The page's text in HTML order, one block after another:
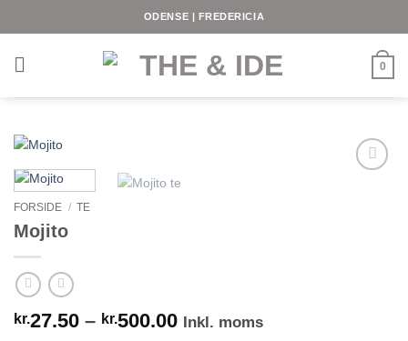
ODENSE | FREDERICIA
0
FORSIDE / TE
Mojito
kr.27.50 – kr.500.00Prisinterval:
Inkl. moms